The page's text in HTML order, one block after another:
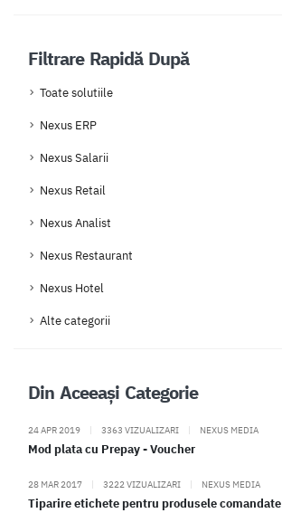
Filtrare Rapidă După
Toate solutiile
Nexus ERP
Nexus Salarii
Nexus Retail
Nexus Analist
Nexus Restaurant
Nexus Hotel
Alte categorii
Din Aceeași Categorie
24 APR 2019 | 3363 VIZUALIZARI | NEXUS MEDIA
Mod plata cu Prepay - Voucher
28 MAR 2017 | 3222 VIZUALIZARI | NEXUS MEDIA
Tiparire etichete pentru produsele comandate